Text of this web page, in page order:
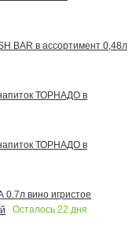
BAR в ассортимент 0,48л
ТОРНАДО в
ТОРНАДО в
вино игристое
Осталось 22 дня